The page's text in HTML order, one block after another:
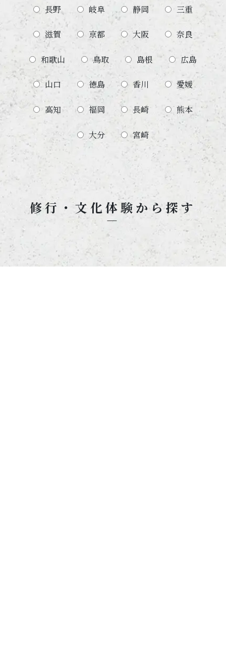
長野 岐阜 静岡 三重
滋賀 京都 大阪 奈良
和歌山 鳥取 島根 広島
山口 徳島 香川 愛媛
高知 福岡 長崎 熊本
大分 宮崎
修行・文化体験から探す